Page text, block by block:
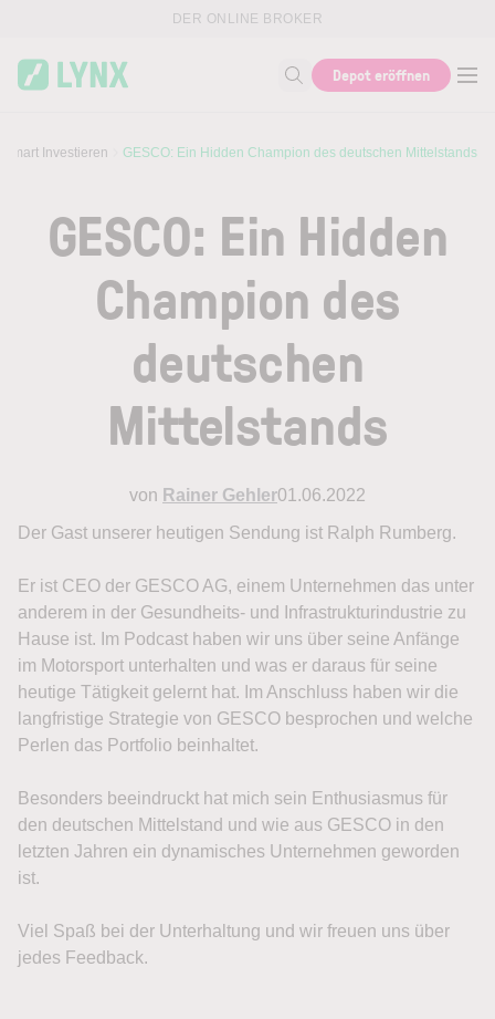
DER ONLINE BROKER
Suche nach Thema, ISIN...
Depot eröffnen
Smart Investieren GESCO: Ein Hidden Champion des deutschen Mittelstands
GESCO: Ein Hidden
Champion des
deutschen
Mittelstands
von Rainer Gehler01.06.2022
Der Gast unserer heutigen Sendung ist Ralph Rumberg.
Er ist CEO der GESCO AG, einem Unternehmen das unter
anderem in der Gesundheits- und Infrastrukturindustrie zu
Hause ist. Im Podcast haben wir uns über seine Anfänge
im Motorsport unterhalten und was er daraus für seine
heutige Tätigkeit gelernt hat. Im Anschluss haben wir die
langfristige Strategie von GESCO besprochen und welche
Perlen das Portfolio beinhaltet.
Besonders beeindruckt hat mich sein Enthusiasmus für
den deutschen Mittelstand und wie aus GESCO in den
letzten Jahren ein dynamisches Unternehmen geworden
ist.
Viel Spaß bei der Unterhaltung und wir freuen uns über
jedes Feedback.